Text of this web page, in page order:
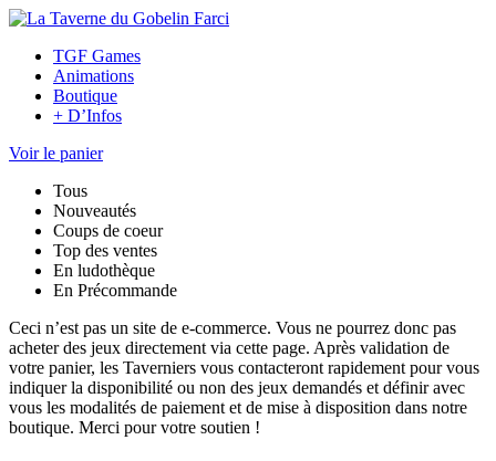
TGF Games
Animations
Boutique
+ D’Infos
Voir le panier
Tous
Nouveautés
Coups de coeur
Top des ventes
En ludothèque
En Précommande
Ceci n’est pas un site de e-commerce. Vous ne pourrez donc pas
acheter des jeux directement via cette page. Après validation de
votre panier, les Taverniers vous contacteront rapidement pour vous
indiquer la disponibilité ou non des jeux demandés et définir avec
vous les modalités de paiement et de mise à disposition dans notre
boutique. Merci pour votre soutien !